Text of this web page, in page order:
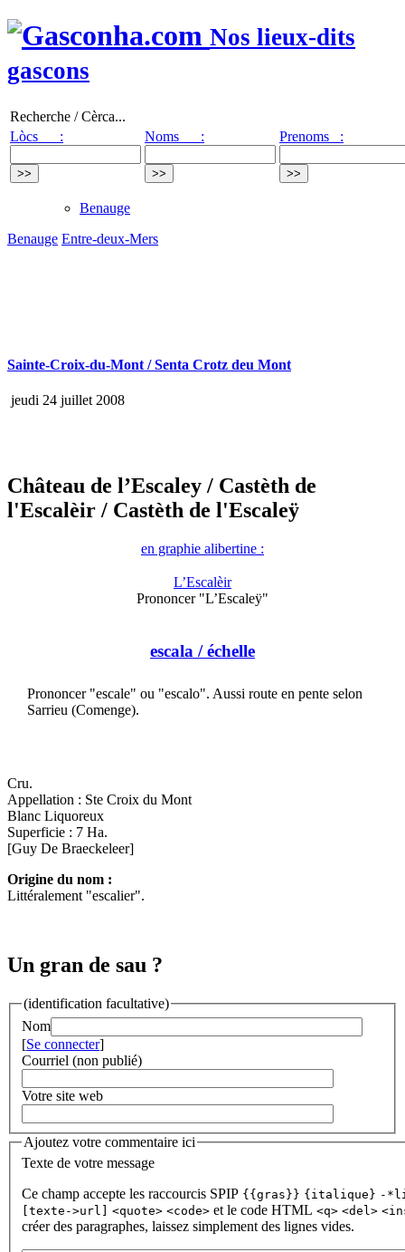
Nos lieux-dits
gascons
Recherche / Cèrca...
Lòcs :
Noms : Prenoms :
Benauge
Benauge Entre-deux-Mers
Sainte-Croix-du-Mont / Senta Crotz deu Mont
jeudi 24 juillet 2008
Château de l’Escaley / Castèth de
l'Escalèir / Castèth de l'Escaleÿ
en graphie alibertine :
L’Escalèir
Prononcer "L’Escaleÿ"
escala / échelle
Prononcer "escale" ou "escalo". Aussi route en pente selon
Sarrieu (Comenge).
Cru.
Appellation : Ste Croix du Mont
Blanc Liquoreux
Superficie : 7 Ha.
[Guy De Braeckeleer]
Origine du nom :
Littéralement "escalier".
Un gran de sau ?
(identification facultative)
Nom
[Se connecter]
Courriel (non publié)
Votre site web
Ajoutez votre commentaire ici
Texte de votre message
Ce champ accepte les raccourcis SPIP {{gras}} {italique} -
[texte->url]
<quote> <code> et le code HTML <q> <del>
créer des paragraphes, laissez simplement des lignes vides.